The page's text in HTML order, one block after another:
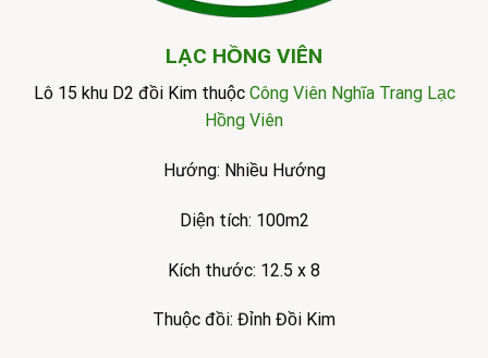
LẠC HỒNG VIÊN
Lô 15 khu D2 đồi Kim thuộc Công Viên Nghĩa Trang Lạc
Hồng Viên
Hướng: Nhiều Hướng
Diện tích: 100m2
Kích thước: 12.5 x 8
Thuộc đồi: Đỉnh Đồi Kim